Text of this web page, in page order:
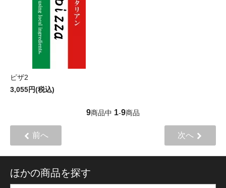
ピザ2
3,055円(税込)
9商品中 1-9商品
前へ 次へ
ほかの商品を探す